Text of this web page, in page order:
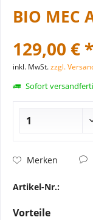
BIO MEC
129,00 € *
inkl. MwSt.zzgl.
Sofort
Merken
Artikel-Nr.:
Vorteile